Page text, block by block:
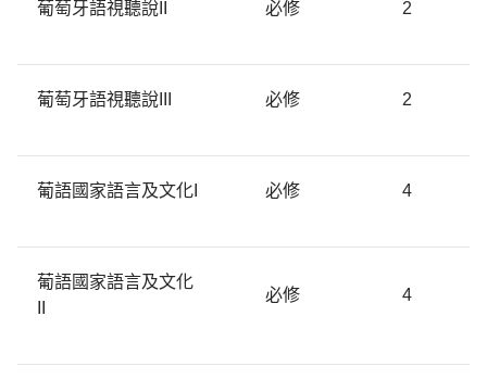
葡萄牙語視聽說II 必修 2
葡萄牙語視聽說III 必修 2
葡語國家語言及文化I 必修 4
葡語國家語言及文化
必修 4